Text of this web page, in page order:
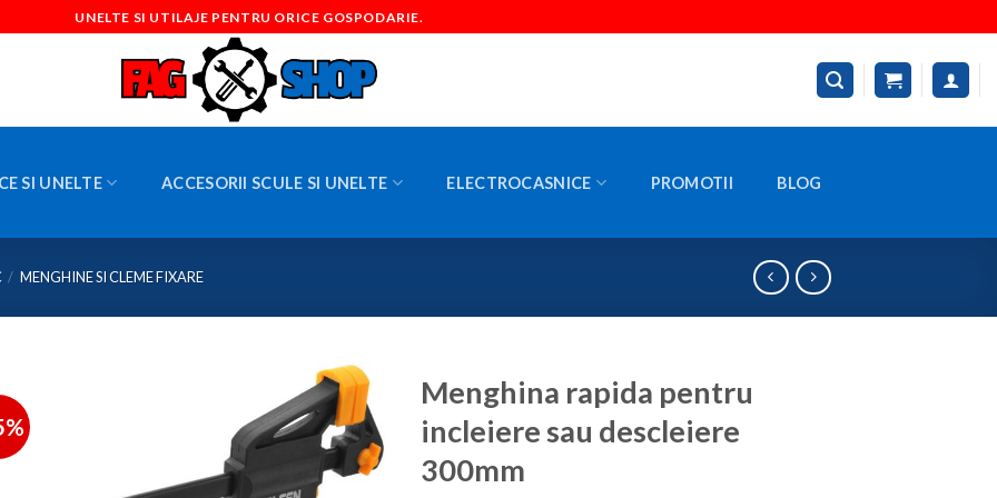
UNELTE SI UTILAJE PENTRU ORICE GOSPODARIE.
SI UNELTE ACCESORII SCULE SI UNELTE ELECTROCASNICE PROMOTII BLOG
/ MENGHINE SI CLEME FIXARE
Menghina rapida pentru
incleiere sau descleiere
300mm